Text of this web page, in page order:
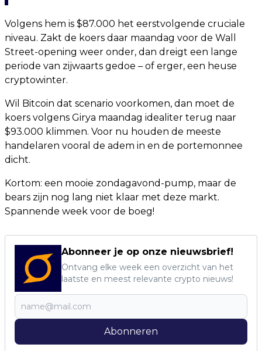
Volgens hem is $87.000 het eerstvolgende cruciale
niveau. Zakt de koers daar maandag voor de Wall
Street-opening weer onder, dan dreigt een lange
periode van zijwaarts gedoe – of erger, een heuse
cryptowinter.
Wil Bitcoin dat scenario voorkomen, dan moet de
koers volgens Girya maandag idealiter terug naar
$93.000 klimmen. Voor nu houden de meeste
handelaren vooral de adem in en de portemonnee
dicht.
Kortom: een mooie zondagavond-pump, maar de
bears zijn nog lang niet klaar met deze markt.
Spannende week voor de boeg!
Abonneer je op onze nieuwsbrief!
Ontvang elke week een overzicht van het
laatste en meest relevante crypto nieuws!
Abonneren